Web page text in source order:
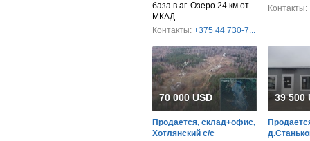
база в аг. Озеро 24 км от
МКАД
Контакты: +375 44 730-7...
Контакты:
70 000 USD
Продается, склад+офис,
Хотлянский с/с
39 500